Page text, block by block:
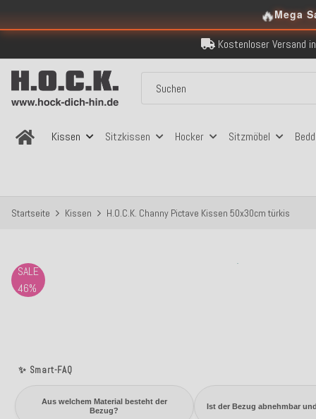
🔥Mega
Kostenloser Versand
Über 120.000
Sicher
Kissen Sitzkissen Hocker Sitzmöbel
Startseite Kissen H.O.C.K. Channy Pictave Kissen 50x30cm türkis
SALE
46%
✨ Smart-FAQ
Aus welchem Material besteht der
Bezug?
Ist der Bezug abnehmbar